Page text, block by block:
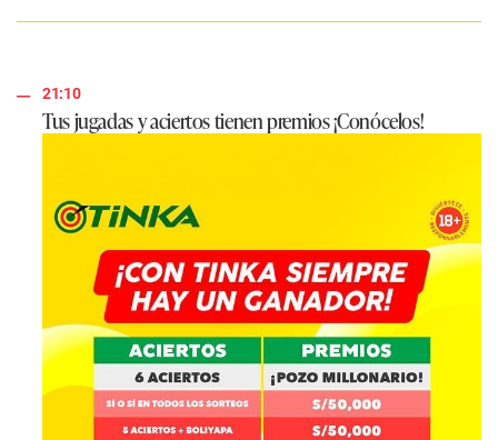
21:10
Tus jugadas y aciertos tienen premios ¡Conócelos!